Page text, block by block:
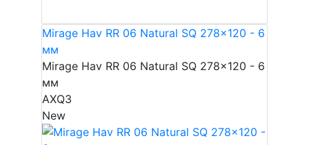
Mirage Hav RR 06 Natural SQ 278x120 - 6
мм
Mirage Hav RR 06 Natural SQ 278x120 - 6
мм
AXQ3
New